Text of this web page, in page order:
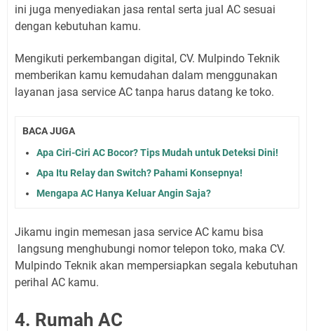
ini juga menyediakan jasa rental serta jual AC sesuai
dengan kebutuhan kamu.
Mengikuti perkembangan digital, CV. Mulpindo Teknik
memberikan kamu kemudahan dalam menggunakan
layanan jasa service AC tanpa harus datang ke toko.
BACA JUGA
Apa Ciri-Ciri AC Bocor? Tips Mudah untuk Deteksi Dini!
Apa Itu Relay dan Switch? Pahami Konsepnya!
Mengapa AC Hanya Keluar Angin Saja?
Jikamu ingin memesan jasa service AC kamu bisa
langsung menghubungi nomor telepon toko, maka CV.
Mulpindo Teknik akan mempersiapkan segala kebutuhan
perihal AC kamu.
4. Rumah AC